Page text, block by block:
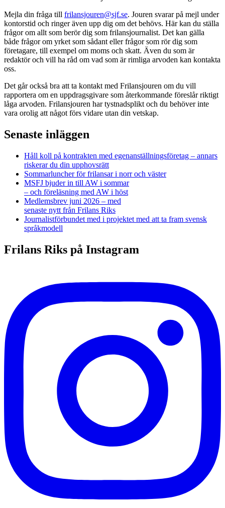
Mejla din fråga till frilansjouren@sjf.se. Jouren svarar på mejl under
kontorstid och ringer även upp dig om det behövs. Här kan du ställa
frågor om allt som berör dig som frilansjournalist. Det kan gälla
både frågor om yrket som sådant eller frågor som rör dig som
företagare, till exempel om moms och skatt. Även du som är
redaktör och vill ha råd om vad som är rimliga arvoden kan kontakta
oss.
Det går också bra att ta kontakt med Frilansjouren om du vill
rapportera om en uppdragsgivare som återkommande föreslår riktigt
låga arvoden. Frilansjouren har tystnadsplikt och du behöver inte
vara orolig att något förs vidare utan din vetskap.
Senaste inläggen
Håll koll på kontrakten med egenanställningsföretag – annars
riskerar du din upphovsrätt
Sommarluncher för frilansar i norr och väster
MSFJ bjuder in till AW i sommar
– och föreläsning med AW i höst
Medlemsbrev juni 2026 – med
senaste nytt från Frilans Riks
Journalistförbundet med i projektet med att ta fram svensk
språkmodell
Frilans Riks på Instagram